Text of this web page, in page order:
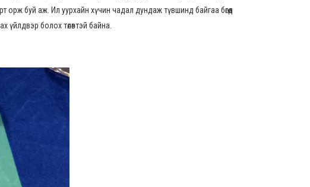
буй аж. Ил уурхайн хүчин чадал дундаж түвшинд байгаа бөгөөд
болох төлөвтэй байна.